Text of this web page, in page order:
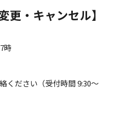
更・キャンセル】
時
ください（受付時間 9:30～